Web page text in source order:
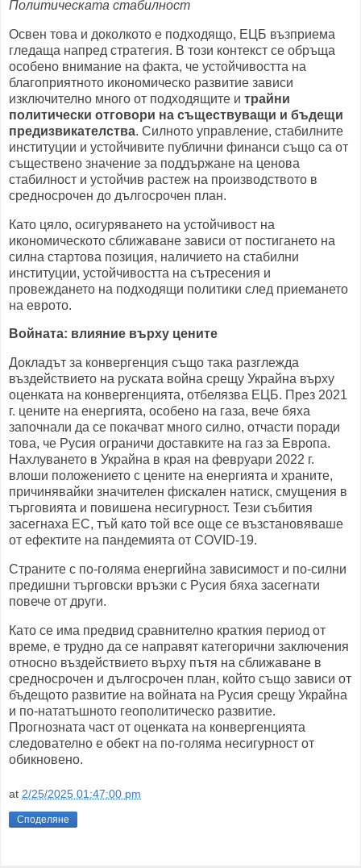
Политическата стабилност
Освен това и доколкото е подходящо, ЕЦБ възприема
гледаща напред стратегия. В този контекст се обръща
особено внимание на факта, че устойчивостта на
благоприятното икономическо развитие зависи
изключително много от подходящите и трайни
политически отговори на съществуващи и бъдещи
предизвикателства. Силното управление, стабилните
институции и устойчивите публични финанси също са от
съществено значение за поддържане на ценова
стабилност и устойчив растеж на производството в
средносрочен до дългосрочен план.
Като цяло, осигуряването на устойчивост на
икономическото сближаване зависи от постигането на
силна стартова позиция, наличието на стабилни
институции, устойчивостта на сътресения и
провеждането на подходящи политики след приемането
на еврото.
Войната: влияние върху цените
Докладът за конвергенция също така разглежда
въздействието на руската война срещу Украйна върху
оценката на конвергенцията, отбелязва ЕЦБ. През 2021
г. цените на енергията, особено на газа, вече бяха
започнали да се покачват много силно, отчасти поради
това, че Русия ограничи доставките на газ за Европа.
Нахлуването в Украйна в края на февруари 2022 г.
влоши положението с цените на енергията и храните,
причинявайки значителен фискален натиск, смущения в
търговията и повишена несигурност. Тези събития
засегнаха ЕС, тъй като той все още се възстановяваше
от ефектите на пандемията от COVID-19.
Страните с по-голяма енергийна зависимост и по-силни
предишни търговски връзки с Русия бяха засегнати
повече от други.
Като се има предвид сравнително краткия период от
време, е трудно да се направят категорични заключения
относно въздействието върху пътя на сближаване в
средносрочен и дългосрочен план, който също зависи от
бъдещото развитие на войната на Русия срещу Украйна
и по-нататъшното геополитическо развитие.
Прогнозната част от оценката на конвергенцията
следователно е обект на по-голяма несигурност от
обикновено.
at 2/25/2025 01:47:00 pm
Споделяне